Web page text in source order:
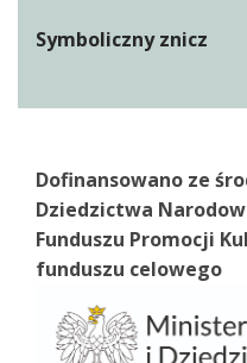
Symboliczny znicz
Dofinansowano ze
Dziedzictwa
Funduszu Promocji
funduszu celowego